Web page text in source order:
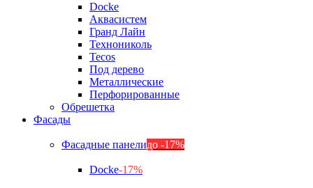
Docke
Аквасистем
Гранд Лайн
Технониколь
Tecos
Под дерево
Металлические
Перфорированные
Обрешетка
Фасады
Фасадные панелидо -17%
Docke-17%